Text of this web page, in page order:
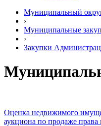
Муниципальный
›
Муниципальные
›
Закупки
Оценка недвижимого
аукциона по продаже права